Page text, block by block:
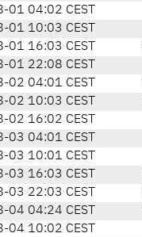
01 04:02 CEST
01 10:03 CEST
01 16:03 CEST
01 22:08 CEST
02 04:01 CEST
02 10:03 CEST
02 16:02 CEST
03 04:01 CEST
03 10:01 CEST
03 16:03 CEST
03 22:03 CEST
04 04:24 CEST
04 10:02 CEST